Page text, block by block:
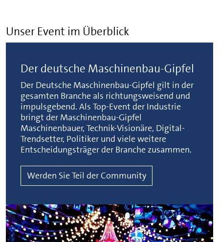
Unser Event im Überblick
Der deutsche Maschinenbau-Gipfel
Der Deutsche Maschinenbau-Gipfel gilt in der
gesamten Branche als richtungsweisend und
impulsgebend. Als Top-Event der Industrie
bringt der Maschinenbau-Gipfel
Maschinenbauer, Technik-Visionäre, Digital-
Trendsetter, Politiker und viele weitere
Entscheidungsträger der Branche zusammen.
Werden Sie Teil der Community